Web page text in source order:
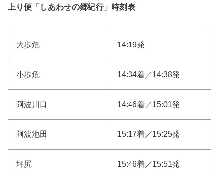
上り便「しあわせの郷紀行」時刻表
大歩危 14:19発
小歩危 14:34着／14:38発
阿波川口 14:46着／15:01発
阿波池田 15:17着／15:25発
坪尻 15:46着／15:51発